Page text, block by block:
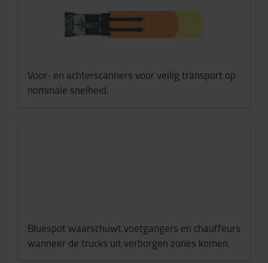
Voor- en achterscanners voor veilig transport op
nominale snelheid.
Bluespot waarschuwt voetgangers en chauffeurs
wanneer de trucks uit verborgen zones komen.